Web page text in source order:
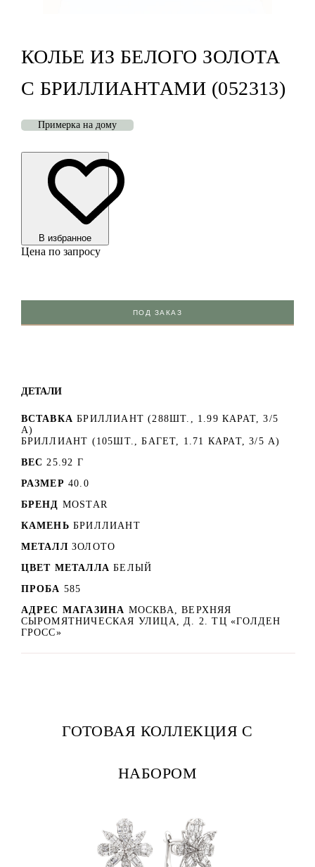
КОЛЬЕ ИЗ БЕЛОГО ЗОЛОТА
С БРИЛЛИАНТАМИ (052313)
Примерка на дому
В избранноe
Цена по запросу
ПОД ЗАКАЗ
ДЕТАЛИ
ВСТАВКА БРИЛЛИАНТ (288ШТ., 1.99 КАРАТ, 3/5
A)
БРИЛЛИАНТ (105ШТ., БАГЕТ, 1.71 КАРАТ, 3/5 A)
ВЕС 25.92 Г
РАЗМЕР 40.0
БРЕНД MOSTAR
КАМЕНЬ БРИЛЛИАНТ
МЕТАЛЛ ЗОЛОТО
ЦВЕТ МЕТАЛЛА БЕЛЫЙ
ПРОБА 585
АДРЕС МАГАЗИНА МОСКВА, ВЕРХНЯЯ
СЫРОМЯТНИЧЕСКАЯ УЛИЦА, Д. 2. ТЦ «ГОЛДЕН
ГРОСС»
ГОТОВАЯ КОЛЛЕКЦИЯ С
НАБОРОМ